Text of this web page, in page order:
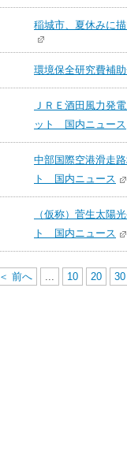
稲城市、夏休みに
環境保全研究費補
ＪＲＥ酒田風力発
ット 国内ニュース
中部国際空港滑走
ト 国内ニュース
（仮称）菅生太陽
ト 国内ニュース
＜ 前へ ... 10 20 30